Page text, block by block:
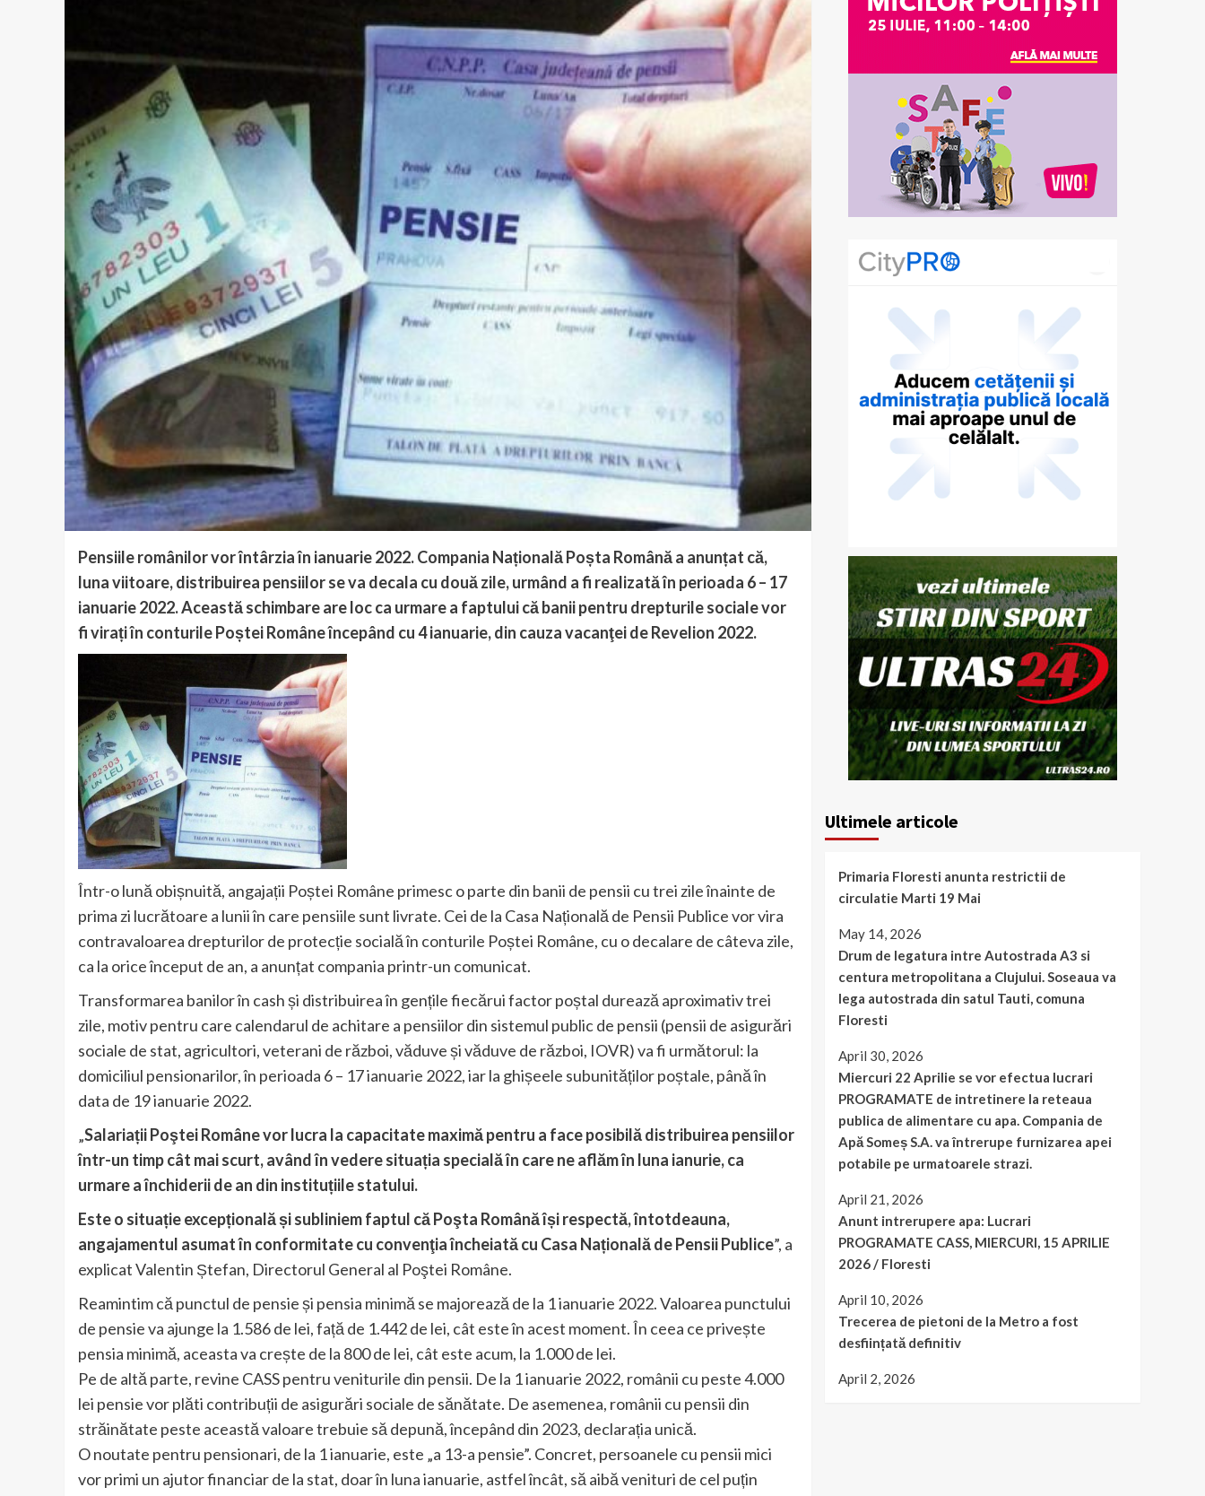
Pensiile românilor vor întârzia în ianuarie 2022. Compania Națională Poșta Română a anunțat că,
luna viitoare, distribuirea pensiilor se va decala cu două zile, urmând a fi realizată în perioada 6 – 17
ianuarie 2022. Această schimbare are loc ca urmare a faptului că banii pentru drepturile sociale vor
fi virați în conturile Poștei Române începând cu 4 ianuarie, din cauza vacanţei de Revelion 2022.
Într-o lună obișnuită, angajații Poștei Române primesc o parte din banii de pensii cu trei zile înainte de
prima zi lucrătoare a lunii în care pensiile sunt livrate. Cei de la Casa Națională de Pensii Publice vor vira
contravaloarea drepturilor de protecție socială în conturile Poștei Române, cu o decalare de câteva zile,
ca la orice început de an, a anunțat compania printr-un comunicat.
Transformarea banilor în cash și distribuirea în gențile fiecărui factor poștal durează aproximativ trei
zile, motiv pentru care calendarul de achitare a pensiilor din sistemul public de pensii (pensii de asigurări
sociale de stat, agricultori, veterani de război, văduve și văduve de război, IOVR) va fi următorul: la
domiciliul pensionarilor, în perioada 6 – 17 ianuarie 2022, iar la ghișeele subunităților poștale, până în
data de 19 ianuarie 2022.
„Salariații Poştei Române vor lucra la capacitate maximă pentru a face posibilă distribuirea pensiilor
într-un timp cât mai scurt, având în vedere situația specială în care ne aflăm în luna ianurie, ca
urmare a închiderii de an din instituțiile statului.
Este o situație excepțională și subliniem faptul că Poşta Română își respectă, întotdeauna,
angajamentul asumat în conformitate cu convenţia încheiată cu Casa Națională de Pensii Publice”, a
explicat Valentin Ștefan, Directorul General al Poştei Române.
Reamintim că punctul de pensie și pensia minimă se majorează de la 1 ianuarie 2022. Valoarea punctului
de pensie va ajunge la 1.586 de lei, față de 1.442 de lei, cât este în acest moment. În ceea ce privește
pensia minimă, aceasta va crește de la 800 de lei, cât este acum, la 1.000 de lei.
Pe de altă parte, revine CASS pentru veniturile din pensii. De la 1 ianuarie 2022, românii cu peste 4.000
lei pensie vor plăti contribuții de asigurări sociale de sănătate. De asemenea, românii cu pensii din
străinătate peste această valoare trebuie să depună, începând din 2023, declarația unică.
O noutate pentru pensionari, de la 1 ianuarie, este „a 13-a pensie”. Concret, persoanele cu pensii mici
vor primi un ajutor financiar de la stat, doar în luna ianuarie, astfel încât, să aibă venituri de cel puțin
Ultimele articole
Primaria Floresti anunta restrictii de
circulatie Marti 19 Mai
May 14, 2026
Drum de legatura intre Autostrada A3 si
centura metropolitana a Clujului. Soseaua va
lega autostrada din satul Tauti, comuna
Floresti
April 30, 2026
Miercuri 22 Aprilie se vor efectua lucrari
PROGRAMATE de intretinere la reteaua
publica de alimentare cu apa. Compania de
Apă Someș S.A. va întrerupe furnizarea apei
potabile pe urmatoarele strazi.
April 21, 2026
Anunt intrerupere apa: Lucrari
PROGRAMATE CASS, MIERCURI, 15 APRILIE
2026 / Floresti
April 10, 2026
Trecerea de pietoni de la Metro a fost
desființată definitiv
April 2, 2026